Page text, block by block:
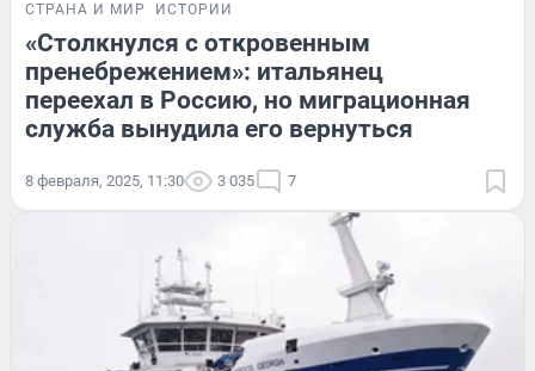
СТРАНА И МИР ИСТОРИИ
«Столкнулся с откровенным
пренебрежением»: итальянец
переехал в Россию, но миграционная
служба вынудила его вернуться
8 февраля, 2025, 11:30 3 035 7